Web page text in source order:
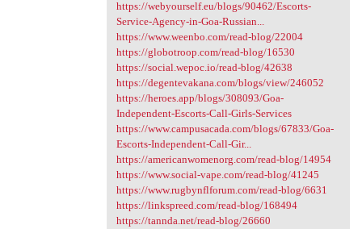
https://webyourself.eu/blogs/90462/Escorts-
Service-Agency-in-Goa-Russian...
https://www.weenbo.com/read-blog/22004
https://globotroop.com/read-blog/16530
https://social.wepoc.io/read-blog/42638
https://degentevakana.com/blogs/view/246052
https://heroes.app/blogs/308093/Goa-
Independent-Escorts-Call-Girls-Services
https://www.campusacada.com/blogs/67833/Goa-
Escorts-Independent-Call-Gir...
https://americanwomenorg.com/read-blog/14954
https://www.social-vape.com/read-blog/41245
https://www.rugbynflforum.com/read-blog/6631
https://linkspreed.com/read-blog/168494
https://tannda.net/read-blog/26660